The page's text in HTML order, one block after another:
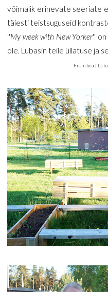
võimalik erinevate seeriate
täiesti teistsuguseid
''My week with New Yorker'' on
ole. Lubasin teile üllatuse ja
From head to